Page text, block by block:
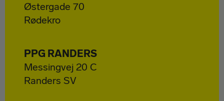
Østergade 70
Rødekro
PPG RANDERS
Messingvej 20 C
Randers SV